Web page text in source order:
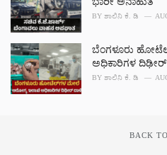
BY ಶಾಲಿನಿ ಕೆ. ಡಿ
ಬೆಂಗಳೂರು
ಅಧಿಕಾರಿಗಳ ದಿಢೀರ್
BY ಶಾಲಿನಿ ಕೆ. ಡಿ
BACK